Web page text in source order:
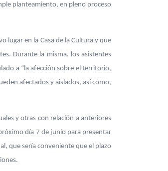
planteamiento, en pleno proceso
lugar en la Casa de la Cultura y que
Durante la misma, los asistentes
a “la afección sobre el territorio,
afectados y aislados, así como,
y otras con relación a anteriores
día 7 de junio para presentar
que sería conveniente que el plazo